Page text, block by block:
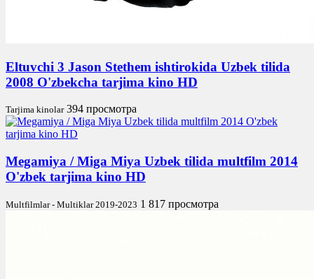
Eltuvchi 3 Jason Stethem ishtirokida Uzbek tilida
2008 O'zbekcha tarjima kino HD
Tarjima kinolar 394 просмотра
Megamiya / Miga Miya Uzbek tilida multfilm 2014
O'zbek tarjima kino HD
Multfilmlar - Multiklar 2019-2023 1 817 просмотра